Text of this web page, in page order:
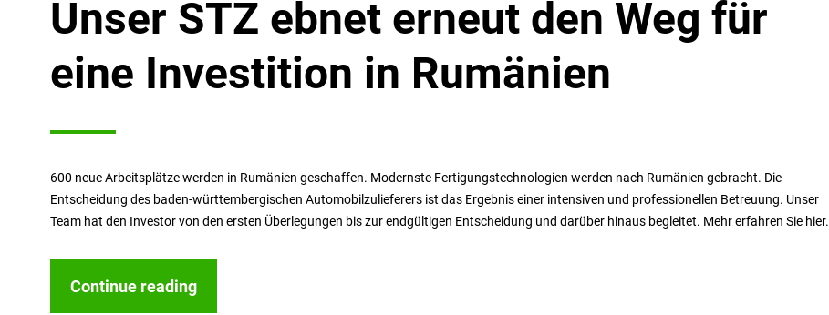
Unser STZ ebnet erneut den Weg für
eine Investition in Rumänien
600 neue Arbeitsplätze werden in Rumänien geschaffen. Modernste Fertigungstechnologien werden nach Rumänien gebracht. Die
Entscheidung des baden-württembergischen Automobilzulieferers ist das Ergebnis einer intensiven und professionellen Betreuung. Unser
Team hat den Investor von den ersten Überlegungen bis zur endgültigen Entscheidung und darüber hinaus begleitet. Mehr erfahren Sie hier.
Continue reading